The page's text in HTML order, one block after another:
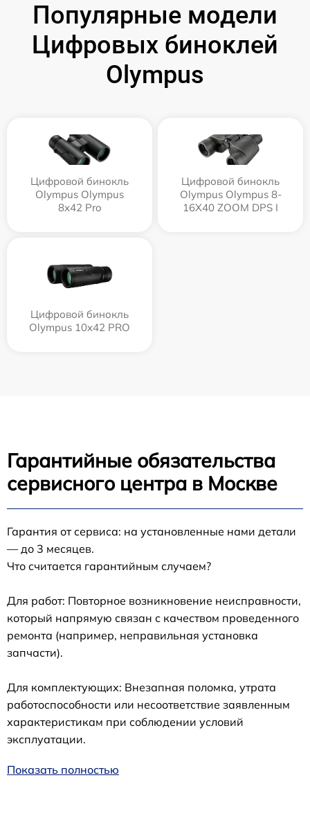
Популярные модели
Цифровых биноклей
Olympus
Цифровой бинокль
Olympus Olympus
8x42 Pro
Цифровой бинокль
Olympus Olympus 8-
16X40 ZOOM DPS I
Цифровой бинокль
Olympus 10x42 PRO
Гарантийные обязательства
сервисного центра в Москве
Гарантия от сервиса: на установленные нами детали
— до 3 месяцев.
Что считается гарантийным случаем?
Для работ: Повторное возникновение неисправности,
который напрямую связан с качеством проведенного
ремонта (например, неправильная установка
запчасти).
Для комплектующих: Внезапная поломка, утрата
работоспособности или несоответствие заявленным
характеристикам при соблюдении условий
эксплуатации.
Показать полностью